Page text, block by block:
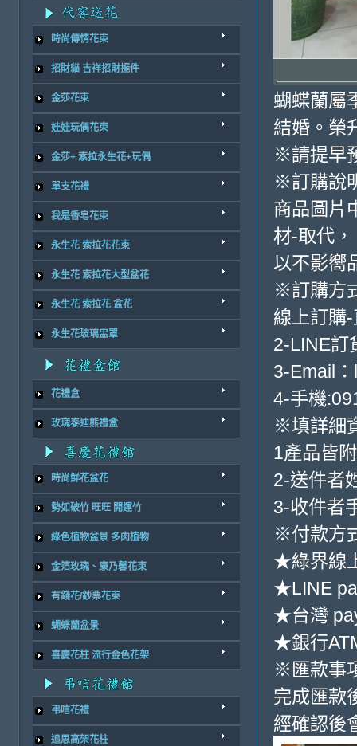
時尚傳情花束
招財貓 吉祥招財擺件
金莎花束
娃娃玩偶花束
金莎+ 索拉永生花+玩偶
單支花禮
我是香皂花束
永生花 索拉花花束
永生花 索拉花大型盆花
永生花 索拉花 盆花
永生花玻璃盅罩
花禮盒
玫瑰泰迪熊禮盒
時尚鮮花盆花
勢如破竹 旺旺 開運竹
綠色植物盆景 多肉植物
金箔玫瑰、康乃馨花束
有錢花/鈔票花束
蝴蝶蘭盆景
喜慶花柱 流行金色花架
弔唁花禮
追思高架花柱
蝴蝶蘭屬
結婚。榮
※請提早
※訂購說
商品圖片
材-取代，
以不影嚮
※訂購方
線上訂購
2-LINE訂
3-Email
4-手機
※填詳細
1產品皆
2-送件者
3-收件者
※付款方
★綠界線
★LINE
★台灣
★銀行
※匯款事
完成匯款
經確認後